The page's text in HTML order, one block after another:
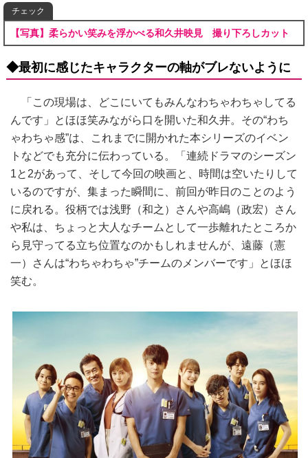
チェック
【写真】柔らかい笑みを浮かべる和久井映見 撮り下ろしカット
◆最初に感じたキャラクターの軸がブレないように
「この現場は、どこにいてもみんなわちゃわちゃしてる
んです」とほほ笑みながら口を開いた和久井。その“わち
ゃわちゃ感”は、これまでに開かれた本シリーズのイベン
トなどでも充分に伝わっている。「連続ドラマのシーズン
1と2があって、そして今回の映画と、時間は空いたりして
いるのですが、集まった瞬間に、前回が昨日のことのよう
に戻れる。役柄では浅野（和之）さんや高嶋（政宏）さん
や私は、ちょっと大人なチームとして一歩離れたところか
ら見守ってる立ち位置なのかもしれませんが、遠藤（憲
一）さんは“わちゃわちゃ”チームのメンバーです」とほほ
笑む。